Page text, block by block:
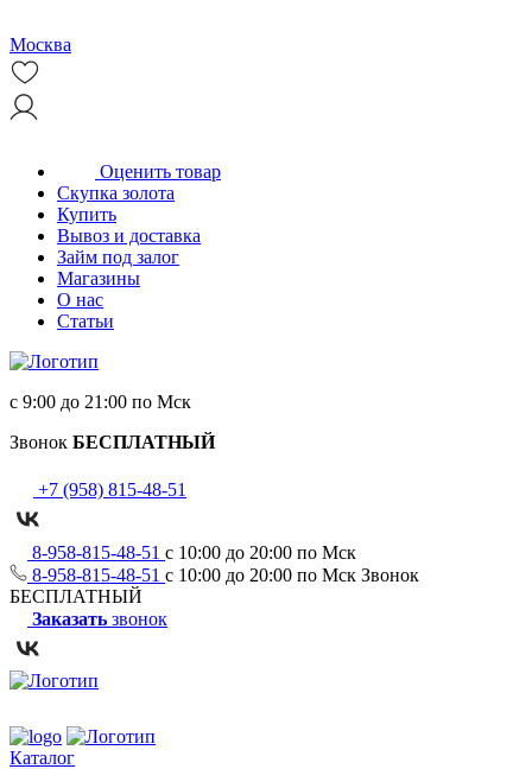
Москва
Оценить товар
Скупка золота
Купить
Вывоз и доставка
Займ под залог
Магазины
О нас
Статьи
с 9:00 до 21:00 по Мск
Звонок БЕСПЛАТНЫЙ
+7 (958) 815-48-51
8-958-815-48-51 с 10:00 до 20:00 по Мск
8-958-815-48-51 с 10:00 до 20:00 по Мск Звонок
БЕСПЛАТНЫЙ
Заказать звонок
Каталог